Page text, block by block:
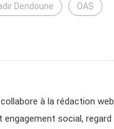
Dendoune OAS
à la rédaction web
engagement social, regard